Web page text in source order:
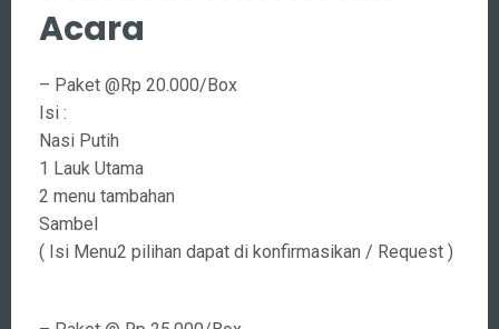
1. Khusus Nasi Kotak
Acara
– Paket @Rp 20.000/Box
Isi :
Nasi Putih
1 Lauk Utama
2 menu tambahan
Sambel